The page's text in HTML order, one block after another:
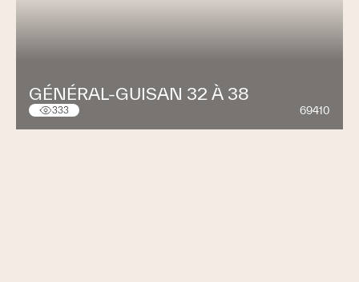
GÉNÉRAL-GUISAN 32 À 38
333 69410